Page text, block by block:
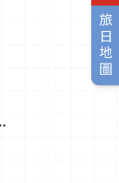
旅日地圖